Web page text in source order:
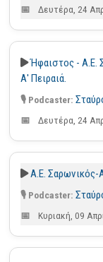
Δευτέρα, 24
Ήφαιστος - Α.Ε.
Α' Πειραιά.
Δευτέρα, 24
Α.Ε. Σαρωνικός-
Κυριακή, 09